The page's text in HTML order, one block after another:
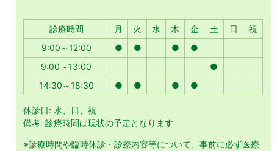
診療時間 月 月曜日
火 火曜日
水 水曜日
木 木曜日
金金曜日
土土曜日
日 日曜日
祝
9:00～12:00
● ● ●
●
9:00～13:00
●
14:30～18:30
● ● ● ●
休診日: 水、日、祝
備考: 診療時間は現状の予定となります
※診療時間や臨時休診・診療内容等について、事前に必ず医療